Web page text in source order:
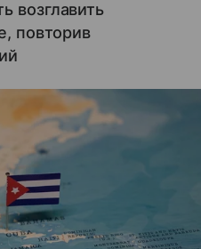
возглавить
повторив